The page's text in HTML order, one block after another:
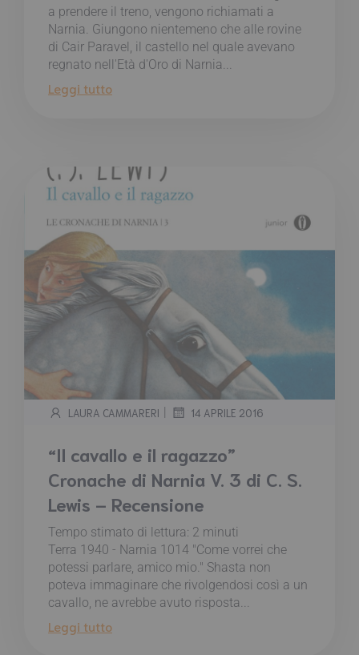
a prendere il treno, vengono richiamati a
Narnia. Giungono nientemeno che alle rovine
di Cair Paravel, il castello nel quale avevano
regnato nell'Età d'Oro di Narnia...
Leggi tutto
LAURA CAMMARERI | 14 APRILE 2016
“Il cavallo e il ragazzo”
Cronache di Narnia V. 3 di C. S.
Lewis – Recensione
Tempo stimato di lettura: 2 minuti
Terra 1940 - Narnia 1014 "Come vorrei che
potessi parlare, amico mio." Shasta non
poteva immaginare che rivolgendosi così a un
cavallo, ne avrebbe avuto risposta...
Leggi tutto